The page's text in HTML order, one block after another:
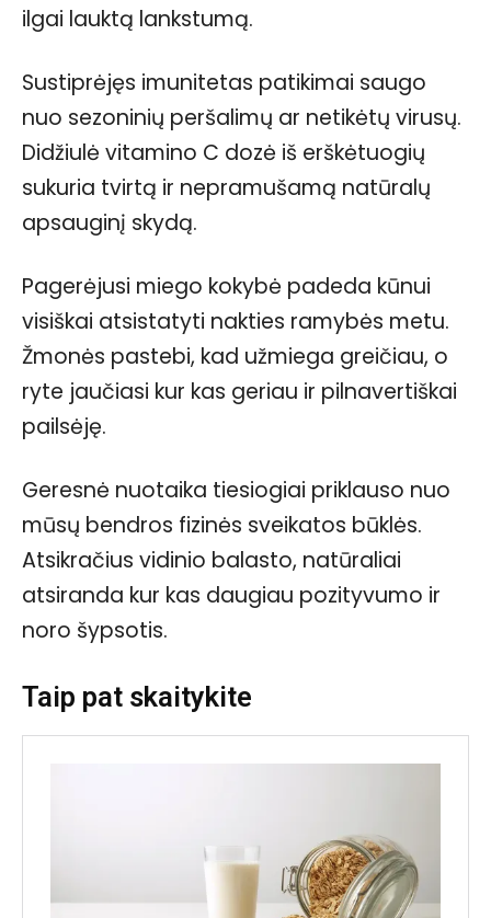
ilgai lauktą lankstumą.
Sustiprėjęs imunitetas patikimai saugo
nuo sezoninių peršalimų ar netikėtų virusų.
Didžiulė vitamino C dozė iš erškėtuogių
sukuria tvirtą ir nepramušamą natūralų
apsauginį skydą.
Pagerėjusi miego kokybė padeda kūnui
visiškai atsistatyti nakties ramybės metu.
Žmonės pastebi, kad užmiega greičiau, o
ryte jaučiasi kur kas geriau ir pilnavertiškai
pailsėję.
Geresnė nuotaika tiesiogiai priklauso nuo
mūsų bendros fizinės sveikatos būklės.
Atsikračius vidinio balasto, natūraliai
atsiranda kur kas daugiau pozityvumo ir
noro šypsotis.
Taip pat skaitykite